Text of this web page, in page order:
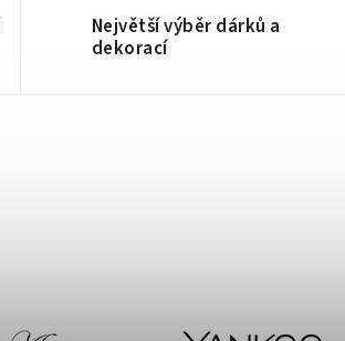
Největší výběr dárků a
dekorací